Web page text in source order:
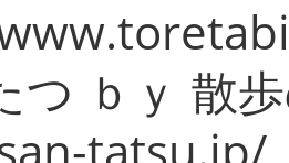
つ ｂｙ 散